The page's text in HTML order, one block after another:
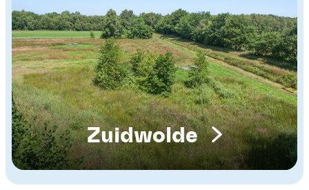
Zuidwolde